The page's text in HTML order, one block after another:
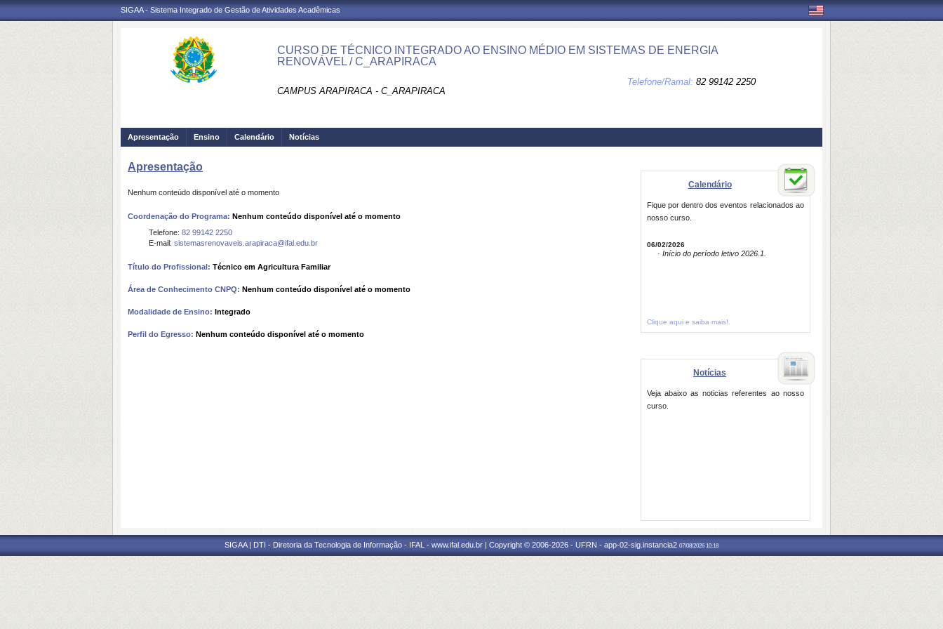
SIGAA - Sistema Integrado de Gestão de Atividades Acadêmicas
CURSO DE TÉCNICO INTEGRADO AO ENSINO MÉDIO EM SISTEMAS DE ENERGIA
RENOVÁVEL / C_ARAPIRACA
CAMPUS ARAPIRACA - C_ARAPIRACA
Telefone/Ramal: 82 99142 2250
Apresentação Ensino Calendário Notícias
Apresentação
Nenhum conteúdo disponível até o momento
Coordenação do Programa: Nenhum conteúdo disponível até o momento
Telefone: 82 99142 2250
E-mail: sistemasrenovaveis.arapiraca@ifal.edu.br
Título do Profissional: Técnico em Agricultura Familiar
Área de Conhecimento CNPQ: Nenhum conteúdo disponível até o momento
Modalidade de Ensino: Integrado
Perfil do Egresso: Nenhum conteúdo disponível até o momento
Calendário
Fique por dentro dos eventos relacionados ao
nosso curso.
06/02/2026
· Início do período letivo 2026.1.
Clique aqui e saiba mais!
Notícias
Veja abaixo as noticias referentes ao nosso
curso.
SIGAA | DTI - Diretoria da Tecnologia de Informação - IFAL - www.ifal.edu.br | Copyright © 2006-2026 - UFRN - app-02-sig.instancia2 07/08/2026 10:18